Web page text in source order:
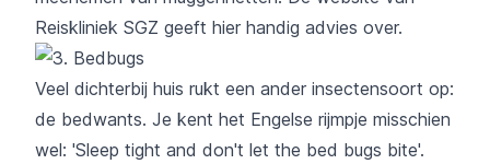
Reiskliniek SGZ geeft hier handig advies over.
Veel dichterbij huis rukt een ander insectensoort op:
de bedwants. Je kent het Engelse rijmpje misschien
wel: 'Sleep tight and don't let the bed bugs bite'.